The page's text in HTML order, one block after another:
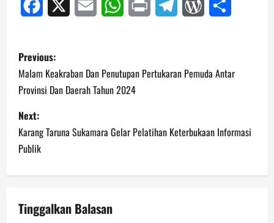
Facebook Email WhatsApp
Print TelegramWordPress
P
o
s
t
n
a
v
Previous:
Malam Keakraban Dan Penutupan Pertukaran Pemuda Antar
Provinsi Dan Daerah Tahun 2024
Next:
Karang Taruna Sukamara Gelar Pelatihan Keterbukaan Informasi
Publik
Tinggalkan Balasan